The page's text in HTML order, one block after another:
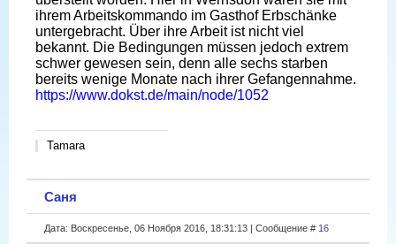
ihrem Arbeitskommando im Gasthof Erbschänke
untergebracht. Über ihre Arbeit ist nicht viel
bekannt. Die Bedingungen müssen jedoch extrem
schwer gewesen sein, denn alle sechs starben
bereits wenige Monate nach ihrer Gefangennahme.
https://www.dokst.de/main/node/1052
Tamara
Саня
Дата: Воскресенье, 06 Ноября 2016, 18:31:13 | Сообщение # 16